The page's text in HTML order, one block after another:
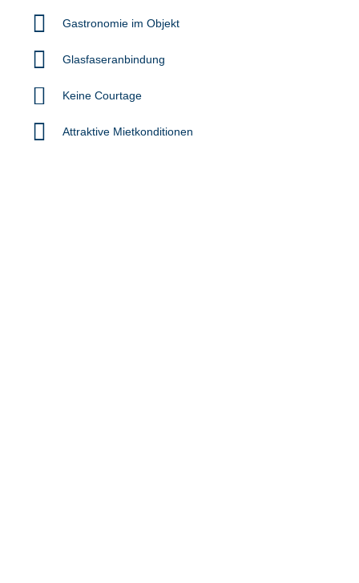
Gastronomie im Objekt
Glasfaseranbindung
Keine Courtage
Attraktive Mietkonditionen